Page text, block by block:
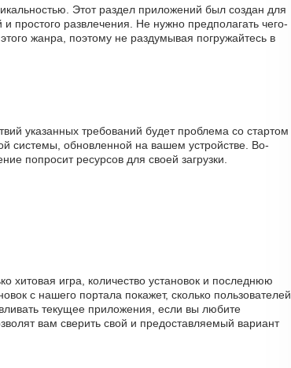
Этот раздел приложений был создан для
простого развлечения. Не нужно предполагать чего-
жанра, поэтому не раздумывая погружайтесь в
указанных требований будет проблема со стартом
системы, обновленной на вашем устройстве. Во-
попросит ресурсов для своей загрузки.
хитовая игра, количество установок и последнюю
с нашего портала покажет, сколько пользователей
текущее приложения, если вы любите
вам сверить свой и предоставляемый вариант